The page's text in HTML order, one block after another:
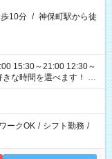
10分 / 神保町駅から徒
15:30～21:00 12:30～
ークOK / シフト勤務 /